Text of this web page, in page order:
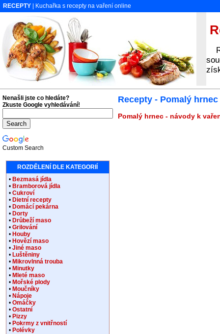
RECEPTY | Kuchařka s recepty na vaření online
Recepty - Pomalý
Pomalý hrnec - návody k
Nenašli jste co hledáte?
Zkuste Google vyhledávání!
Custom Search
ROZDĚLENÍ DLE KATEGORIÍ
• Bezmasá jídla
• Bramborová jídla
• Cukroví
• Dietní recepty
• Domácí pekárna
• Dorty
• Drůbeží maso
• Grilování
• Houby
• Hovězí maso
• Jiné maso
• Luštěniny
• Mikrovlnná trouba
• Minutky
• Mleté maso
• Mořské plody
• Moučníky
• Nápoje
• Omáčky
• Ostatní
• Pizzy
• Pokrmy z vnitřností
• Polévky